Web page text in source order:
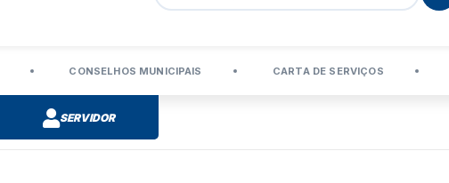
CONSELHOS MUNICIPAIS CARTA DE SERVIÇOS
SERVIDOR